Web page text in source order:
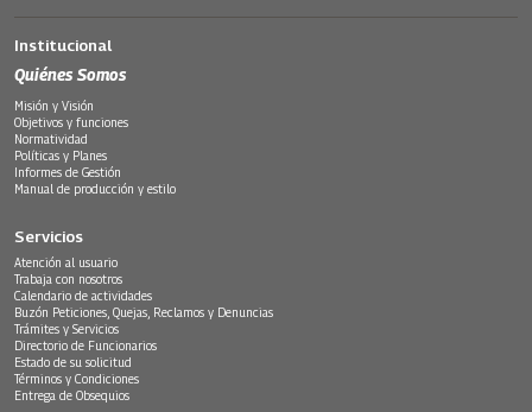
Institucional
Quiénes Somos
Misión y Visión
Objetivos y funciones
Normatividad
Políticas y Planes
Informes de Gestión
Manual de producción y estilo
Servicios
Atención al usuario
Trabaja con nosotros
Calendario de actividades
Buzón Peticiones, Quejas, Reclamos y Denuncias
Trámites y Servicios
Directorio de Funcionarios
Estado de su solicitud
Términos y Condiciones
Entrega de Obsequios